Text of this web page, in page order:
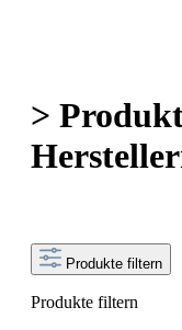
>
Produkte filtern
Produkte filtern